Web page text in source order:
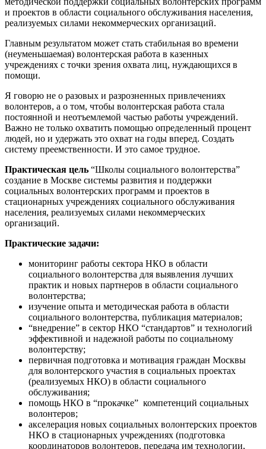
и проектов в области социального обслуживания населения,
реализуемых силами некоммерческих организаций.
Главным результатом может стать стабильная во времени
(неуменьшаемая) волонтерская работа в казенных
учреждениях с точки зрения охвата лиц, нуждающихся в
помощи.
Я говорю не о разовых и разрозненных привлечениях
волонтеров, а о том, чтобы волонтерская работа стала
постоянной и неотъемлемой частью работы учреждений.
Важно не только охватить помощью определенный процент
людей, но и удержать это охват на годы вперед. Создать
систему преемственности. И это самое трудное.
Практическая цель “Школы социального волонтерства”
создание в Москве системы развития и поддержки
социальных волонтерских программ и проектов в
стационарных учреждениях социального обслуживания
населения, реализуемых силами некоммерческих
организаций.
Практические задачи:
мониторинг работы сектора НКО в области
социального волонтерства для выявления лучших
практик и новых партнеров в области социального
волонтерства;
изучение опыта и методическая работа в области
социального волонтерства, публикация материалов;
“внедрение” в сектор НКО “стандартов” и технологий
эффективной и надежной работы по социальному
волонтерству;
первичная подготовка и мотивация граждан Москвы
для волонтерского участия в социальных проектах
(реализуемых НКО) в области социального
обслуживания;
помощь НКО в “прокачке” компетенций социальных
волонтеров;
акселерация новых социальных волонтерских проектов
НКО в стационарных учреждениях (подготовка
координаторов волонтеров, передача им технологии,